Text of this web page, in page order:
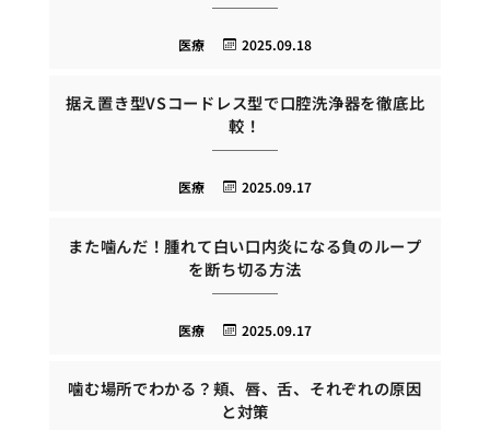
2025.09.18
医療
据え置き型VSコードレス型で口腔洗浄器を徹底比
較！
2025.09.17
医療
また噛んだ！腫れて白い口内炎になる負のループ
を断ち切る方法
2025.09.17
医療
噛む場所でわかる？頬、唇、舌、それぞれの原因
と対策